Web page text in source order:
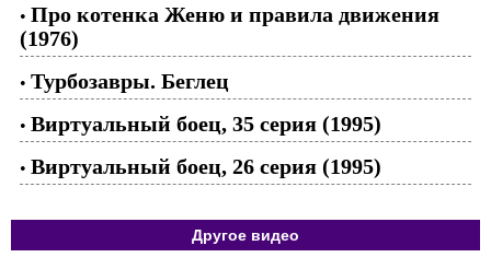
• Про котенка Женю и правила движения
(1976)
• Турбозавры. Беглец
• Виртуальный боец, 35 серия (1995)
• Виртуальный боец, 26 серия (1995)
Другое видео